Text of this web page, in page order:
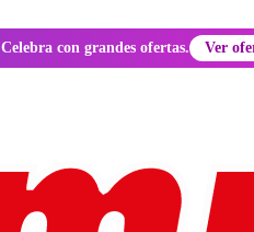
con grandes ofertas. Ver